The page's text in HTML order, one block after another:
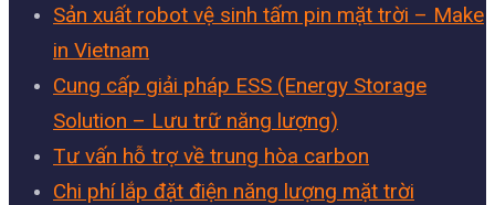
Sản xuất robot vệ sinh tấm pin mặt trời – Make
in Vietnam
Cung cấp giải pháp ESS (Energy Storage
Solution – Lưu trữ năng lượng)
Tư vấn hỗ trợ về trung hòa carbon
Chi phí lắp đặt điện năng lượng mặt trời